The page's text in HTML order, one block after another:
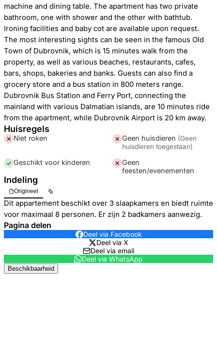
machine and dining table. The apartment has two private
bathroom, one with shower and the other with bathtub.
Ironing facilities and baby cot are available upon request.
The most interesting sights can be seen in the famous Old
Town of Dubrovnik, which is 15 minutes walk from the
property, as well as various beaches, restaurants, cafes,
bars, shops, bakeries and banks. Guests can also find a
grocery store and a bus station in 800 meters range.
Dubrovnik Bus Station and Ferry Port, connecting the
mainland with various Dalmatian islands, are 10 minutes ride
from the apartment, while Dubrovnik Airport is 20 km away.
Huisregels
✕ Niet roken ✕ Geen huisdieren (Geen
huisdieren toegestaan)
✓ Geschikt voor kinderen ✕ Geen
feesten/evenementen
Indeling
Origineel
Dit appartement beschikt over 3 slaapkamers en biedt ruimte
voor maximaal 8 personen. Er zijn 2 badkamers aanwezig.
Pagina delen
Deel via Facebook
Deel via X
Deel via email
Deel via WhatsApp
Beschikbaarheid